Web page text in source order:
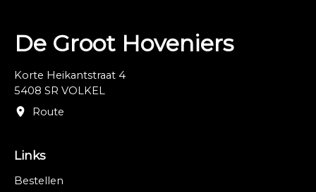
De Groot Hoveniers
Korte Heikantstraat 4
5408 SR VOLKEL
Route
Links
Bestellen